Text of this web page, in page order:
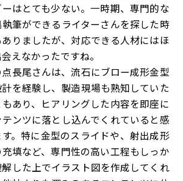
ーはとても少ない。一時期、専門的な
筆ができるライターさんを探した時
りましたが、対応できる人材にはほ
えなかったですね。
点長尾さんは、流石にブロー成形金型
を経験し、製造現場も熟知していた
もあり、ヒアリングした内容を即座に
テンツに落とし込んでくれていると感
す。特に金型のスライドや、射出成形
填など、専門性の高い工程もしっか
解した上でイラスト図を作成してくれ